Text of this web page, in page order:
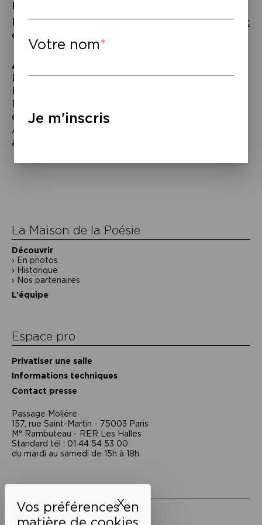
XMasquer le bandeau des
publiques.
Rencontre proposée parMediapart,Attac
et la revue
À lire
David Graeber,Dette: 5 000 ans d’histoire
Les Liens qui Libèrent, 2013. Maurizio
Lazzarato, La Fabrique de l’homme
endetté, essai sur la condition néo libérale,
Amsterdam, 2011. Cédric Durand, En finir
avec l’Europe, La Fabrique, 2013.
Navigation
La Maison de la Poésie
Découvrir
En photos
Historique
Nos partenaires
L’équipe
Espace pro
Privatiser une salle
Informations techniques
Contact presse
Passage Moliėre
157, rue Saint-Martin - 75003 Paris
M° Rambuteau - RER Les Halles
Standard tél : 01 44 54 53 00
du mardi au samedi de 15h à 18h
Mentions légales
Votre nom
Je m'inscris